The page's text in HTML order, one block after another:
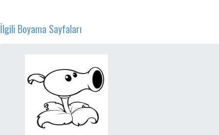
İlgili Boyama Sayfaları